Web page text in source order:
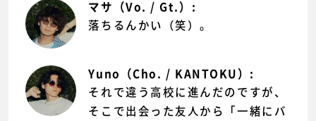
マサ（Vo. / Gt.）:
落ちるんかい（笑）。
Yuno（Cho. / KANTOKU）:
それで違う高校に進んだのですが、
そこで出会った友人から「一緒にバ